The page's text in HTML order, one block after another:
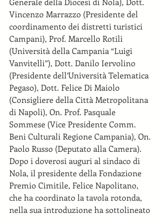
Vincenzo Marrazzo (Presidente del
coordinamento dei distretti turistici
Campani), Prof. Marcello Rotili
(Università della Campania “Luigi
Vanvitelli”), Dott. Danilo Iervolino
(Presidente dell’Università Telematica
Pegaso), Dott. Felice Di Maiolo
(Consigliere della Città Metropolitana
di Napoli), On. Prof. Pasquale
Sommese (Vice Presidente Comm.
Beni Culturali Regione Campania), On.
Paolo Russo (Deputato alla Camera).
Dopo i doverosi auguri al sindaco di
Nola, il presidente della Fondazione
Premio Cimitile, Felice Napolitano,
che ha coordinato la tavola rotonda,
nella sua introduzione ha sottolineato